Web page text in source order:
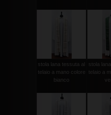
stola lana tessuta al
telaio a mano colore
bianco
stola
telaio a